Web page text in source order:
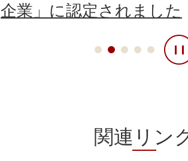
企業」に認定されました
関連リン